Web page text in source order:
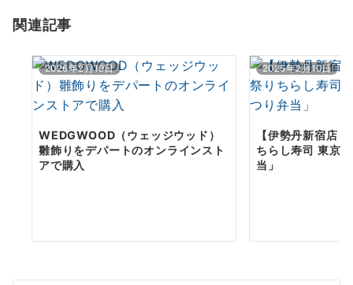
ン
関連記事
2026年2月19日
WEDGWOOD（ウェッジウッド）
雛飾りをデパートのオンラインスト
アで購入
2025年2月10日
【伊勢丹新宿店
ちらし寿司 東京
当」